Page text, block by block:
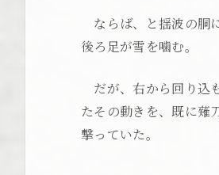
ならば、と揺波の胴
後ろ足が雪を噛む。
だが、右から回り込
たその動きを、既に薙
撃っていた。